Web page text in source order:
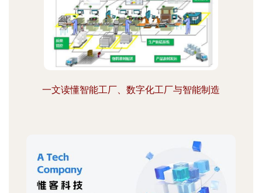
一文读懂智能工厂、数字化工厂与智能制造